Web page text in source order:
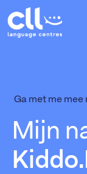
CLL
Ga met me mee
Mijn
Kiddo.